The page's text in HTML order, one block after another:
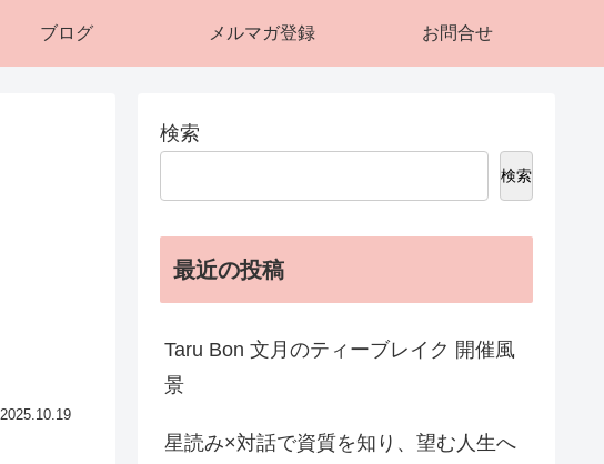
ブログ メルマガ登録 お問合せ
2025.10.19
検索
検索
最近の投稿
Taru Bon 文月のティーブレイク 開催風
景
星読み×対話で資質を知り、望む人生へ